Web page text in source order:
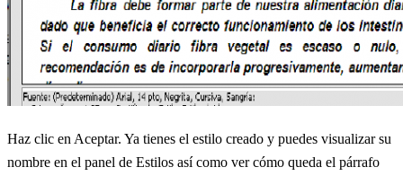
Haz clic en Aceptar. Ya tienes el estilo creado y puedes visualizar su
nombre en el panel de Estilos así como ver cómo queda el párrafo